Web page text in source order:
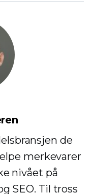
de
merkevarer
nivået på
SEO. Til tross